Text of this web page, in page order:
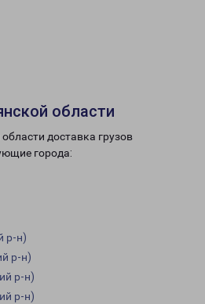
области
доставка грузов
города:
р-н)
р-н)
р-н)
р-н)